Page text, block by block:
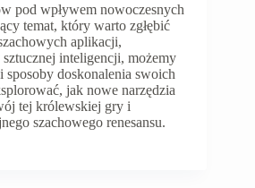
pod wpływem nowoczesnych
temat, który warto zgłębić
aplikacji,
inteligencji, możemy
sposoby doskonalenia swoich
jak nowe narzędzia
tej królewskiej gry i
szachowego renesansu.